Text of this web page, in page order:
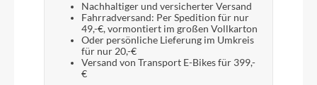
Nachhaltiger und versicherter Versand
Fahrradversand: Per Spedition für nur
49,-€, vormontiert im großen Vollkarton
Oder persönliche Lieferung im Umkreis
für nur 20,-€
Versand von Transport E-Bikes für 399,-
€